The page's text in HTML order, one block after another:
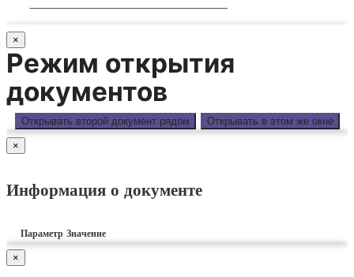
×
Режим открытия
документов
Открывать второй документ рядом Открывать в этом же окне
×
Информация о документе
Параметр Значение
×